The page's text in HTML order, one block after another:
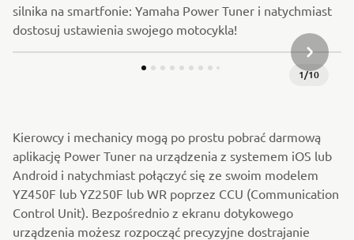
silnika na smartfonie: Yamaha Power Tuner i natychmiast
dostosuj ustawienia swojego motocykla!
1/10
Kierowcy i mechanicy mogą po prostu pobrać darmową
aplikację Power Tuner na urządzenia z systemem iOS lub
Android i natychmiast połączyć się ze swoim modelem
YZ450F lub YZ250F lub WR poprzez CCU (Communication
Control Unit). Bezpośrednio z ekranu dotykowego
urządzenia możesz rozpocząć precyzyjne dostrajanie